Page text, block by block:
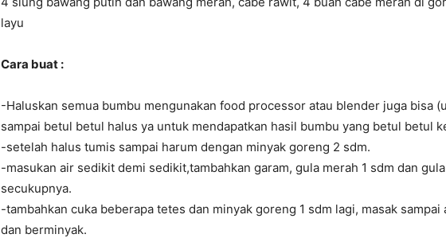
layu
Cara buat :
-Haluskan semua bumbu mengunakan food processor atau blender juga bisa
sampai betul betul halus ya untuk mendapatkan hasil bumbu yang betul betul
-setelah halus tumis sampai harum dengan minyak goreng 2 sdm.
-masukan air sedikit demi sedikit,tambahkan garam, gula merah 1 sdm dan
secukupnya.
-tambahkan cuka beberapa tetes dan minyak goreng 1 sdm lagi, masak sampai
dan berminyak.